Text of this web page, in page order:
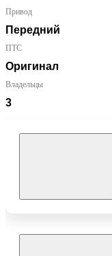
Привод
Передний
ПТС
Оригинал
Владельцы
3